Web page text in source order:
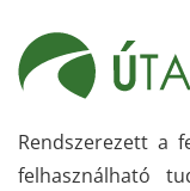
Rendszerezett a
felhasználható